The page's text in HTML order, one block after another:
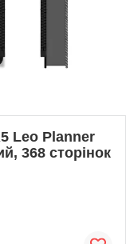
Leo Planner
368 сторінок